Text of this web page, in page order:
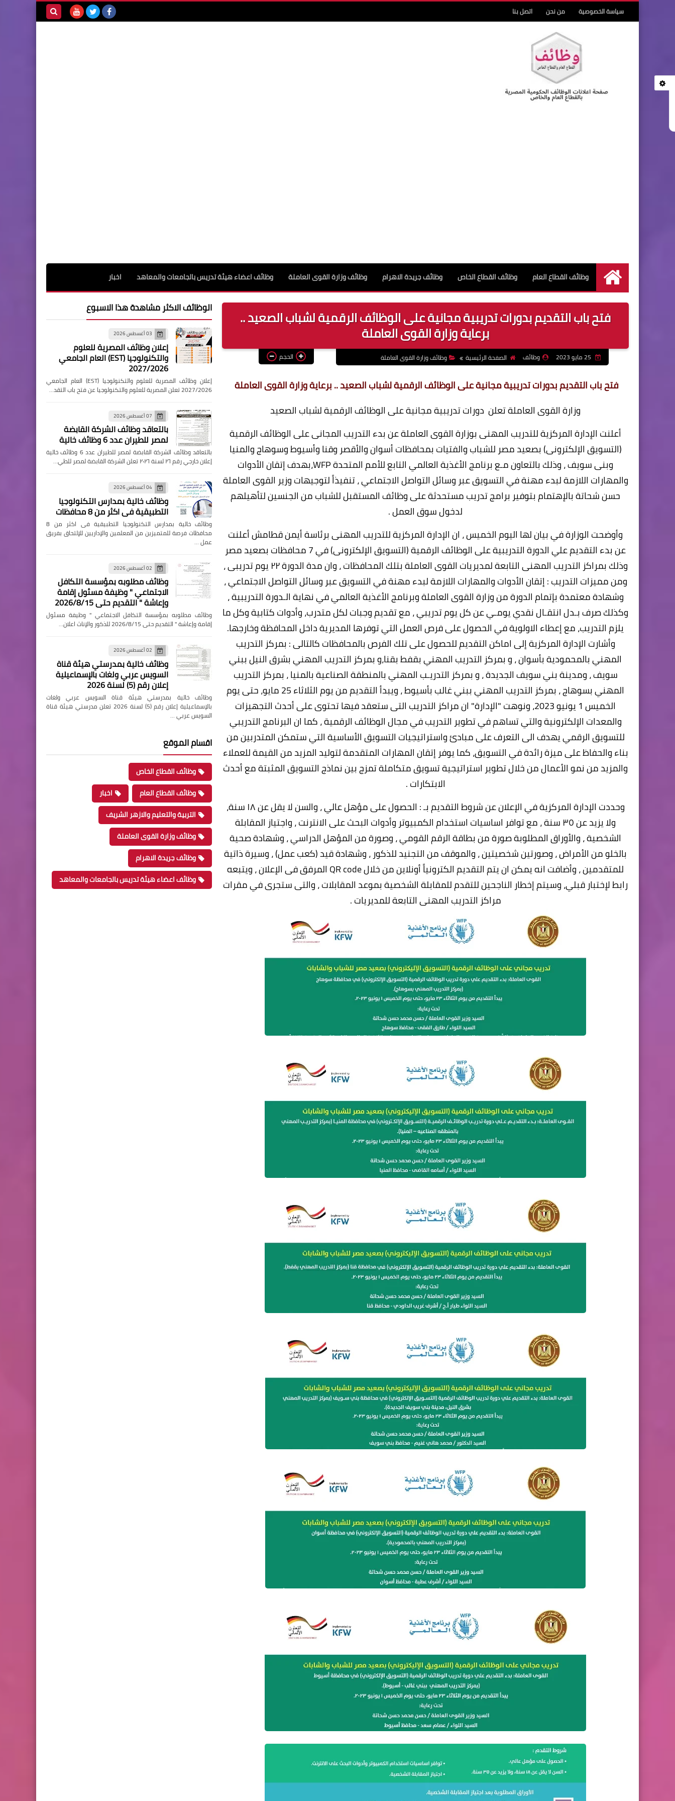
سياسة الخصوصية من نحن اتصل بنا
الرئيسية
وظائف القطاع العام وظائف القطاع الخاص وظائف جريدة الاهرام وظائف وزارة القوى العاملة وظائف اعضاء هيئة تدريس بالجامعات والمعاهد اخبار
فتح باب التقديم بدورات تدريبية مجانية على الوظائف الرقمية لشباب الصعيد ..
برعاية وزارة القوى العاملة
وظائف الصفحة الرئيسية وظائف وزارة القوى العاملة الحجم
فتح باب التقديم بدورات تدريبية مجانية على الوظائف الرقمية لشباب الصعيد .. برعاية وزارة القوى العاملة
وزارة القوى العاملة تعلن دورات تدريبية مجانية على الوظائف الرقمية لشباب الصعيد
أعلنت الإدارة المركزية للتدريب المهنى بوزارة القوى العاملة عن بدء التدريب المجانى على الوظائف الرقمية
(التسويق الإلكترونى) بصعيد مصر للشباب والفتيات بمحافظات أسوان والأقصر وقنا وأسيوط وسوهاج والمنيا
وبنى سويف ، وذلك بالتعاون مـع برنامج الأغذية العالمي التابع للأمم المتحدة WFP،بهدف إتقان الأدوات
والمهارات اللازمة لبدء مهنة في التسويق عبر وسائل التواصل الاجتماعي ، تنفيذاً لتوجيهات وزير القوى العاملة
حسن شحاتة بالإهتمام بتوفير برامج تدريب مستحدثة على وظائف المستقبل للشباب من الجنسين لتأهيلهم
لدخول سوق العمل .
وأوضحت الوزارة في بيان لها اليوم الخميس ، ان الإدارة المركزية للتدريب المهنى برئاسة أيمن قطامش أعلنت
عن بدء التقديم علي الدورة التدريبية على الوظائف الرقمية (التسويق الإلكترونى) في 7 محافظات بصعيد مصر
وذلك بمراكز التدريب المهنى التابعة لمديريات القوى العاملة بتلك المحافظات ، وان مدة الدورة ٢٢ يوم تدريبى ،
ومن مميزات التدريب : إتقان الأدوات والمهارات اللازمة لبدء مهنة في التسويق عبر وسائل التواصل الاجتماعي ،
وشهادة معتمدة بإتمام الدورة من وزارة القوى العاملة وبرنامج الأغذية العالمي في نهاية الـدورة التدريبية ،
وكذلك صرف بـدل انتقـال نقدي يومـي عن كل يوم تدريبي ، مع تقديم وجبات لكل متدرب، وأدوات كتابية وكل ما
يلزم التدريب، مع إعطاء الاولوية في الحصول على فرص العمل التي توفرها المديرية داخل المحافظة وخارجها.
وأشارت الإدارة المركزية إلى اماكن التقديم للحصول على تلك الفرص بالمحافظات كالتالى : بمركز التدريب
المهني بالمحمودية بأسوان ، و بمركز التدريب المهني بقفط بقنا،و بمركز التدريب المهني بشرق النيل ببني
سويف ، ومدينة بني سويف الجديدة ، و بمركز التدريـب المهني بالمنطقة الصناعية بالمنيا ، بمركز التدريب
المهني بسوهاج ، بمركز التدريب المهني ببني غالب بأسيوط ، ويبدأ التقديم من يوم الثلاثاء 25 مايو، حتى يوم
الخميس 1 يونيو 2023، ونوهت "الإدارة" ان مراكز التدريب التى ستعقد فيها تحتوى على أحدث التجهيزات
والمعدات الإلكترونية والتي تساهم في تطوير التدريب في مجال الوظائف الرقمية ، كما ان البرنامج التدريبي
للتسويق الرقمي يهدف الى التعرف على مبادئ واستراتيجيات التسويق الأساسية التي ستمكن المتدربين من
بناء والحفاظ على ميزة رائدة في التسويق، كما يوفر إتقان المهارات المتقدمة لتوليد المزيد من القيمة للعملاء
والمزيد من نمو الأعمال من خلال تطوير استراتيجية تسويق متكاملة تمزج بين نماذج التسويق المثبتة مع أحدث
الابتكارات .
وحددت الإدارة المركزية في الإعلان عن شروط التقديم بـ : الحصول على مؤهل عالي ، والسن لا يقل عن ١٨ سنة،
ولا يزيد عن ٣٥ سنة ، مع توافر اساسيات استخدام الكمبيوتر وأدوات البحث على الانترنت ، واجتياز المقابلة
الشخصية ، والأوراق المطلوبة صورة من بطاقة الرقم القومي ، وصورة من المؤهل الدراسي ، وشهادة صحية
بالخلو من الأمراض ، وصورتين شخصيتين ، والموقف من التجنيد للذكور ، وشهادة قيد (كعب عمل) ، وسيرة ذاتية
للمتقدمين ، وأضافت انه يمكن ان يتم التقديم الكترونياً أونلاين من خلال QR code المرفق فى الإعلان ، ويتبعه
رابط لإختبار قبلي، وسيتم إخطار الناجحين للتقدم للمقابلة الشخصية بموعد المقابلات ، والتى ستجرى في مقرات
مراكز التدريب المهنى التابعة للمديريات .
الوظائف الاكثر مشاهدة هذا الاسبوع
03 أغسطس 2026
إعلان وظائف المصرية للعلوم
والتكنولوجيا (EST) العام الجامعي
2027/2026
إعلان وظائف المصرية للعلوم والتكنولوجيا (EST) العام الجامعي
2027/2026 تعلن المصرية للعلوم والتكنولوجيا عن فتح باب التقد…
07 أغسطس 2026
بالتعاقد وظائف الشركة القابضة
لمصر للطيران عدد 6 وظائف خالية
بالتعاقد وظائف الشركة القابضة لمصر للطيران عدد 6 وظائف خالية
إعلان خارجي رقم ٢٦ لسنة ٢٠٢٦ تعلن الشركة القابضة لمصر للطي…
04 أغسطس 2026
وظائف خالية بمدارس التكنولوجيا
التطبيقية فى اكثر من 8 محافظات
وظائف خالية بمدارس التكنولوجيا التطبيقية فى اكثر من 8
محافظات فرصة للمتميزين من المعلمين والإداريين للإلتحاق بفريق
عمل …
02 أغسطس 2026
وظائف مطلوبه بمؤسسة التكافل
الاجتماعي " وظيفة مسئول إقامة
وإعاشة " التقديم حتى 2026/8/15
وظائف مطلوبه بمؤسسة التكافل الاجتماعي " وظيفة مسئول
إقامة وإعاشة " التقديم حتى 2026/8/15 للذكور والإناث اعلان…
02 أغسطس 2026
وظائف خالية بمدرستي هيئة قناة
السويس عربي ولغات بالإسماعيلية
إعلان رقم (5) لسنة 2026
وظائف خالية بمدرستي هيئة قناة السويس عربي ولغات
بالإسماعيلية إعلان رقم (5) لسنة 2026 تعلن مدرستي هيئة قناة
السويس عربي …
اقسام الموقع
وظائف القطاع الخاص
وظائف القطاع العام
اخبار
التربية والتعليم والازهر الشريف
وظائف وزارة القوى العاملة
وظائف جريدة الاهرام
وظائف اعضاء هيئة تدريس بالجامعات والمعاهد